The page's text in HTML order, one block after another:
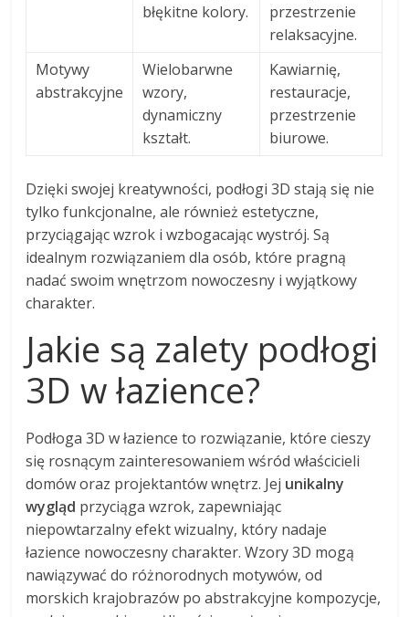
błękitne kolory.
przestrzenie
relaksacyjne.
Motywy
abstrakcyjne
Wielobarwne
wzory,
dynamiczny
kształt.
Kawiarnię,
restauracje,
przestrzenie
biurowe.
Dzięki swojej kreatywności, podłogi 3D stają się nie
tylko funkcjonalne, ale również estetyczne,
przyciągając wzrok i wzbogacając wystrój. Są
idealnym rozwiązaniem dla osób, które pragną
nadać swoim wnętrzom nowoczesny i wyjątkowy
charakter.
Jakie są zalety podłogi
3D w łazience?
Podłoga 3D w łazience to rozwiązanie, które cieszy
się rosnącym zainteresowaniem wśród właścicieli
domów oraz projektantów wnętrz. Jej unikalny
wygląd przyciąga wzrok, zapewniając
niepowtarzalny efekt wizualny, który nadaje
łazience nowoczesny charakter. Wzory 3D mogą
nawiązywać do różnorodnych motywów, od
morskich krajobrazów po abstrakcyjne kompozycje,